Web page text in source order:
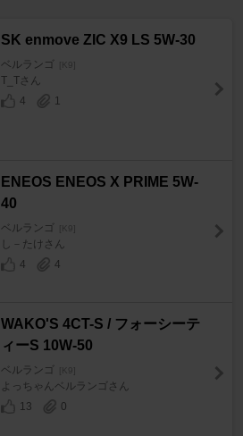
SK enmove ZIC X9 LS 5W-30
ベルランゴ [K9]
T_Tさん
4
1
ENEOS ENEOS X PRIME 5W-
40
ベルランゴ [K9]
し－たけさん
4
4
WAKO'S 4CT-S / フォーシーテ
ィーS 10W-50
ベルランゴ [K9]
よっちゃんベルランゴさん
13
0